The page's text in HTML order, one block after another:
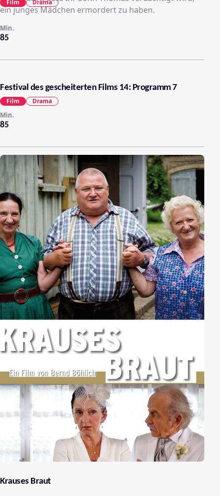
ein junges Mädchen ermordert zu haben.
85
Min.
Film Drama
Festival des gescheiterten Films 14: Programm 7
85
Min.
Film Drama
Krauses Braut